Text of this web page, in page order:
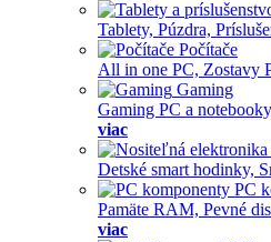
Tablety, Púzdra,
Počítače
All in one PC, Zostavy
Gaming
Gaming PC a
viac
Detské smart hodinky,
PC
Pamäte RAM, Pevné
viac